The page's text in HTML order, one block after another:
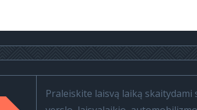
Praleiskite laisvą laiką skaitydami